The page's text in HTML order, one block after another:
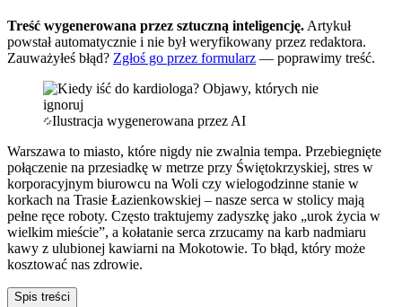
Treść wygenerowana przez sztuczną inteligencję. Artykuł
powstał automatycznie i nie był weryfikowany przez redaktora.
Zauważyłeś błąd? Zgłoś go przez formularz — poprawimy treść.
Ilustracja wygenerowana przez AI
Warszawa to miasto, które nigdy nie zwalnia tempa. Przebiegnięte
połączenie na przesiadkę w metrze przy Świętokrzyskiej, stres w
korporacyjnym biurowcu na Woli czy wielogodzinne stanie w
korkach na Trasie Łazienkowskiej – nasze serca w stolicy mają
pełne ręce roboty. Często traktujemy zadyszkę jako „urok życia w
wielkim mieście”, a kołatanie serca zrzucamy na karb nadmiaru
kawy z ulubionej kawiarni na Mokotowie. To błąd, który może
kosztować nas zdrowie.
Spis treści